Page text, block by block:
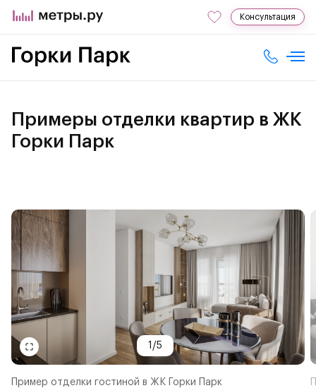
Консультация
Примеры отделки квартир в ЖК
Горки Парк
Пример отделки гостиной в ЖК Горки Парк
1 /5